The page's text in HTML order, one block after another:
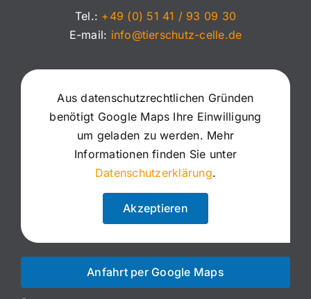
Tel.: +49 (0) 51 41 / 93 09 30
E-mail: info@tierschutz-celle.de
Aus datenschutzrechtlichen Gründen
benötigt Google Maps Ihre Einwilligung
um geladen zu werden. Mehr
Informationen finden Sie unter
Datenschutzerklärung.
Akzeptieren
Anfahrt per Google Maps